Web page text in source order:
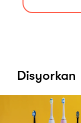
Disyorkan